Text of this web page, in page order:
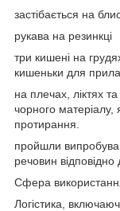
застібається на
рукава на резинкці
три кишені на
кишеньки для
на плечах, ліктях
чорного матеріалу,
протирання.
пройшли
речовин
Сфера
Логістика,